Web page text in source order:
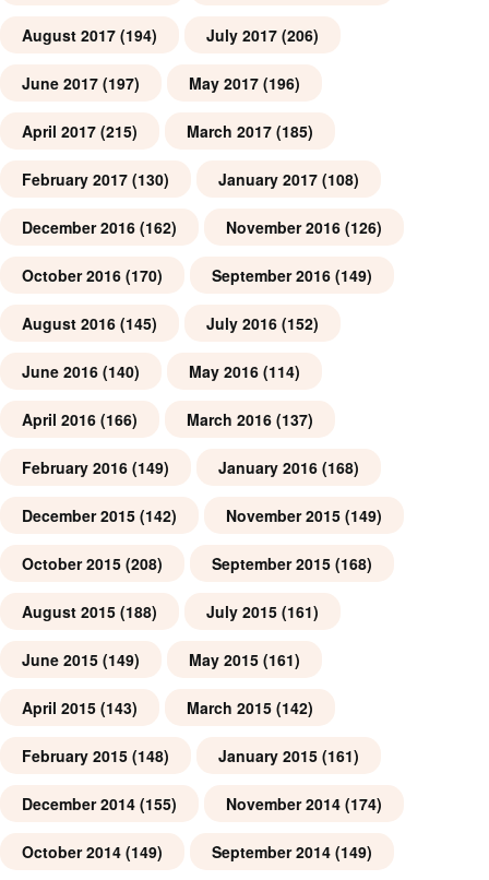
August 2017 (194) July 2017 (206)
June 2017 (197) May 2017 (196)
April 2017 (215) March 2017 (185)
February 2017 (130) January 2017 (108)
December 2016 (162) November 2016 (126)
October 2016 (170) September 2016 (149)
August 2016 (145) July 2016 (152)
June 2016 (140) May 2016 (114)
April 2016 (166) March 2016 (137)
February 2016 (149) January 2016 (168)
December 2015 (142) November 2015 (149)
October 2015 (208) September 2015 (168)
August 2015 (188) July 2015 (161)
June 2015 (149) May 2015 (161)
April 2015 (143) March 2015 (142)
February 2015 (148) January 2015 (161)
December 2014 (155) November 2014 (174)
October 2014 (149) September 2014 (149)